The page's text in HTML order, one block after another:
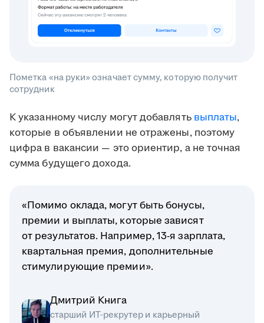
Пометка «на руки» означает сумму, которую получит
сотрудник
К указанному числу могут добавлять выплаты,
которые в объявлении не отражены, поэтому
цифра в вакансии — это ориентир, а не точная
сумма будущего дохода.
«Помимо оклада, могут быть бонусы,
премии и выплаты, которые зависят
от результатов. Например, 13-я зарплата,
квартальная премия, дополнительные
стимулирующие премии».
Дмитрий Книга
старший ИТ-рекрутер и карьерный